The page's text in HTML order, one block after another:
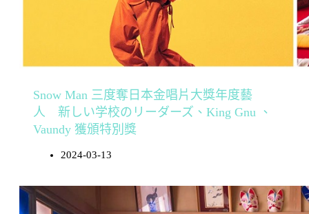
Snow Man 三度奪日本金唱片大獎年度藝
人 新しい学校のリーダーズ、King Gnu 、
Vaundy 獲頒特別獎
2024-03-13